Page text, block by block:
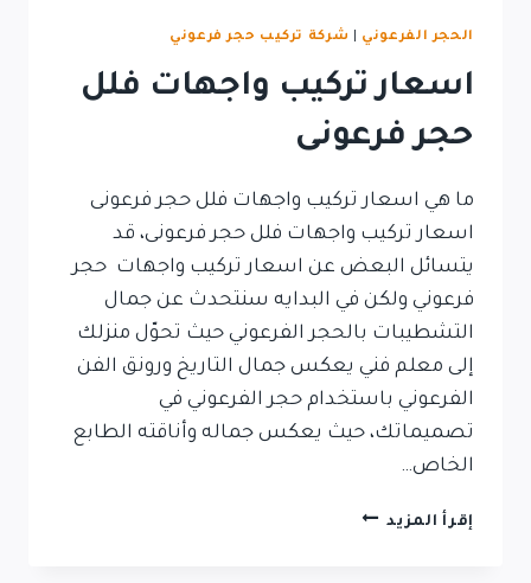
الحجر الفرعوني شركة تركيب حجر فرعوني
اسعار تركيب واجهات فلل
حجر فرعونى
ما هي اسعار تركيب واجهات فلل حجر فرعونى
اسعار تركيب واجهات فلل حجر فرعونى، قد
يتسائل البعض عن اسعار تركيب واجهات حجر
فرعوني ولكن في البدايه سنتحدث عن جمال
التشطيبات بالحجر الفرعوني حيث تحوّل منزلك
إلى معلم فني يعكس جمال التاريخ ورونق الفن
الفرعوني باستخدام حجر الفرعوني في
تصميماتك، حيث يعكس جماله وأناقته الطابع
الخاص…
إقرأ المزيد اسعار